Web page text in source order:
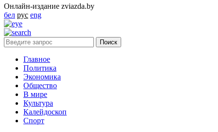
Онлайн-издание zviazda.by
бел рус eng
Главное
Политика
Экономика
Общество
В мире
Культура
Калейдоскоп
Спорт